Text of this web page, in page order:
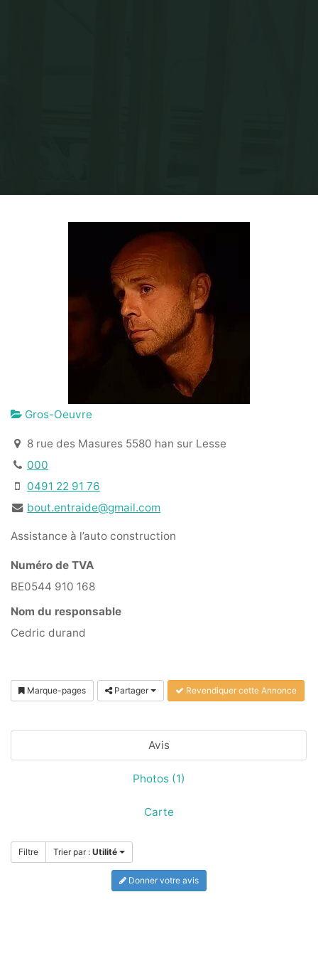
Gros-Oeuvre
8 rue des Masures 5580 han sur Lesse
000
0491 22 91 76
bout.entraide@gmail.com
Assistance à l’auto construction
Numéro de TVA
BE0544 910 168
Nom du responsable
Cedric durand
Marque-pages Partager Revendiquer cette Annonce
Avis
Photos (1)
Carte
Filtre Trier par :Utilité
Donner votre avis